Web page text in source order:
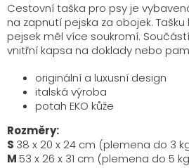
Cestovní taška pro psy je
na zapnutí pejska za obojek.
pejsek měl více soukromí.
vnitřní kapsa na doklady nebo
originální a luxusní design
italská výroba
potah EKO kůže
Rozměry:
S 38 x 20 x 24 cm (plemena do 3
M53 x 26 x 31 cm (plemena do 5